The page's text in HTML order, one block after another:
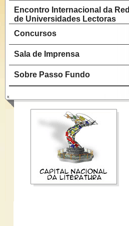
Encontro Internacional da Red
de Universidades Lectoras
Concursos
Sala de Imprensa
Sobre Passo Fundo